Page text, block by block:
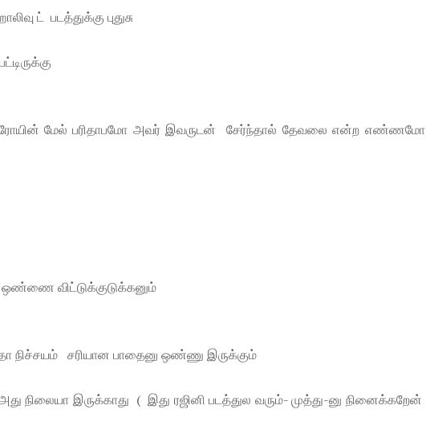
ட் படத்துக்கு புதுசு
மேல் பரிதாபமோ அவர் இவருடன் சேர்ந்தால் தேவலை என்ற எண்ணமோ
விட்டுக்குடுக்கனும்
சரியான பாதைனு ஒண்ணு இருக்கும்
நிலையா இருக்காது ( இது ரஜினி படத்துல வரும்- முத்து-னு நினைக்கறேன்